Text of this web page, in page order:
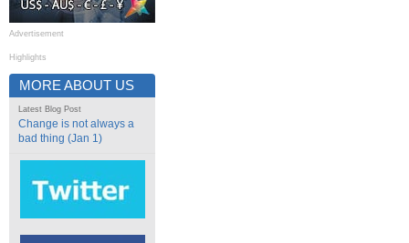
Advertisement
Highlights
MORE ABOUT US
Latest Blog Post
Change is not always a
bad thing (Jan 1)